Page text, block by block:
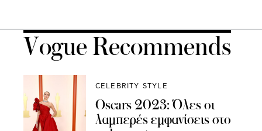
Vogue Recommends
CELEBRITY STYLE
Oscars 2023: Όλες οι
λαμπερές εμφανίσεις στο